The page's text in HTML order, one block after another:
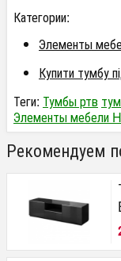
Категории:
Элементы
Купити тумбу
Теги: Тумбы ртв
Элементы мебели
Рекомендуем